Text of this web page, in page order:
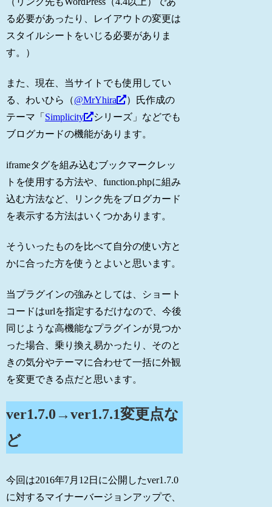
る必要があったり、レイアウトの変更は
スタイルシートをいじる必要がありま
す。）
また、現在、当サイトでも使用してい
る、わいひら（@MrYhira
）氏作成の
テーマ「 Simplicity
シリーズ」などでも
ブログカードの機能があります。
iframeタグを組み込むブックマークレッ
トを使用する方法や、function.phpに組み
込む方法など、リンク先をブログカード
を表示する方法はいくつかあります。
そういったものを比べて自分の使い方と
かに合った方を使うとよいと思います。
当プラグインの強みとしては、ショート
コードはurlを指定するだけなので、今後
同じような高機能なプラグインが見つか
った場合、乗り換え易かったり、そのと
きの気分やテーマに合わせて一括に外観
を変更できる点だと思います。
ver1.7.0→ver1.7.1変更点な
ど
今回は2016年7月12日に公開したver1.7.0
に対するマイナーバージョンアップで、